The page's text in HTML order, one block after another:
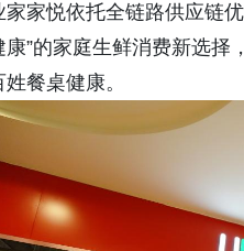
家悦依托全链路供应链
”的家庭生鲜消费新选
餐桌健康。